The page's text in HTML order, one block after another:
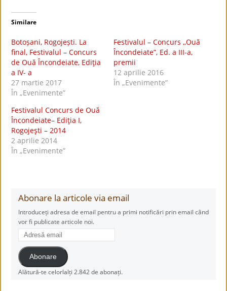
Similare
Botoșani, Rogojești. La
final, Festivalul – Concurs
de Ouă Încondeiate, Ediţia
a IV- a
27 martie 2017
În „Evenimente”
Festivalul – Concurs ,,Ouă
Încondeiate”, Ed. a III-a,
premii
12 aprilie 2016
În „Evenimente”
Festivalul Concurs de Ouă
Încondeiate– Ediţia I,
Rogojeşti – 2014
2 aprilie 2014
În „Evenimente”
Abonare la articole via email
Introduceți adresa de email pentru a primi notificări prin email când
vor fi publicate articole noi.
Adresă
email
Abonare
Alătură-te celorlalți 2.842 de abonați.